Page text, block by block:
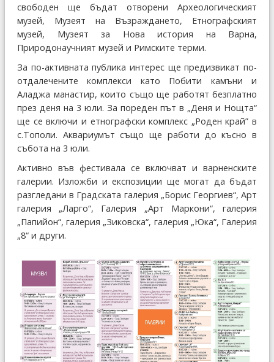
свободен ще бъдат отворени Археологическият
музей, Музеят на Възраждането, Етнографският
музей, Музеят за Нова история на Варна,
Природонаучният музей и Римските терми.
За по-активната публика интерес ще предизвикат по-
отдалечените комплекси като Побити камъни и
Аладжа манастир, които също ще работят безплатно
през деня на 3 юли. За пореден път в „Деня и Нощта“
ще се включи и етнографски комплекс „Роден край” в
с.Тополи. Аквариумът също ще работи до късно в
събота на 3 юли.
Активно във фестивала се включват и варненските
галерии. Изложби и експозиции ще могат да бъдат
разгледани в Градската галерия „Борис Георгиев“, Арт
галерия „Ларго“, Галерия „Арт Маркони“, галерия
„Папийон“, галерия „Зиковска“, галерия „Юка“, Галерия
„8“ и други.